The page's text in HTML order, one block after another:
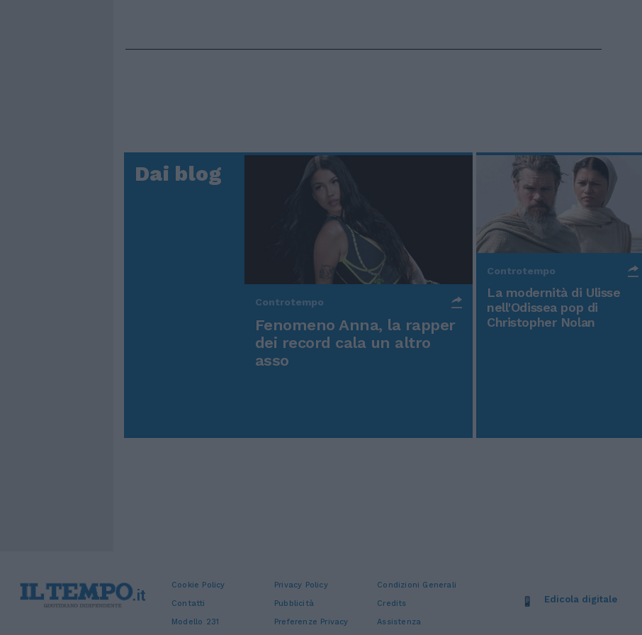
Dai blog
Controtempo
Fenomeno Anna, la rapper
dei record cala un altro
asso
Controtempo
La modernità di Ulisse
nell'Odissea pop di
Christopher Nolan
Cookie Policy Privacy Policy
Condizioni Generali
Contatti
Pubblicità
Credits
Modello 231
Preferenze Privacy Assistenza
Edicola digitale